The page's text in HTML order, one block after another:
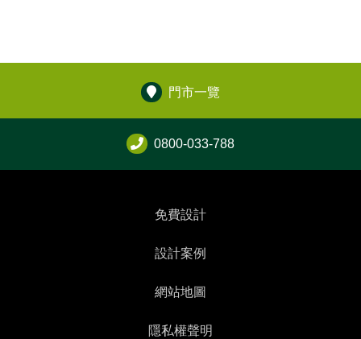
門市一覽
0800-033-788
免費設計
設計案例
網站地圖
隱私權聲明